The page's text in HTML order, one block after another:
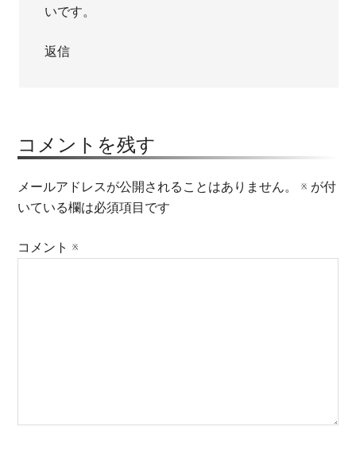
いです。
返信
コメントを残す
メールアドレスが公開されることはありません。 ※ が付
いている欄は必須項目です
コメント ※